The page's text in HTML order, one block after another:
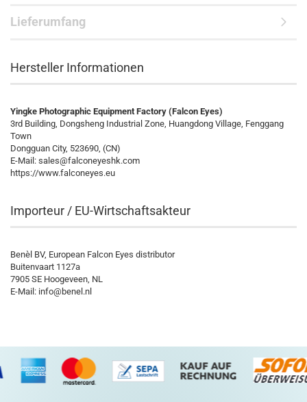
Lieferumfang
Hersteller Informationen
Yingke Photographic Equipment Factory (Falcon Eyes)
3rd Building, Dongsheng Industrial Zone, Huangdong Village, Fenggang
Town
Dongguan City, 523690, (CN)
E-Mail: sales@falconeyeshk.com
https://www.falconeyes.eu
Importeur / EU-Wirtschaftsakteur
Benèl BV, European Falcon Eyes distributor
Buitenvaart 1127a
7905 SE Hoogeveen, NL
E-Mail: info@benel.nl